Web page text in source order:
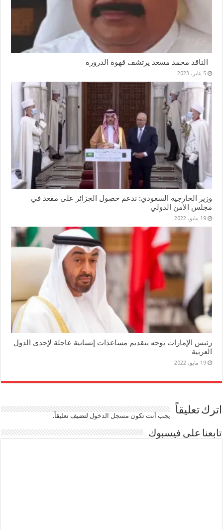
الناقد محمد مسعد يرتشف قهوة الدرورة
5 يناير، 2023
وزير الخارجية السعودي: ندعم حصول الجزائر على مقعد في
مجلس الأمن الدولي
19 مايو، 2022
رئيس الإمارات يوجه بتقديم مساعدات إنسانية عاجلة لإحدى الدول
العربية
19 مايو، 2022
اترك تعليقاً يجب أنت تكون مسجل الدخوللتضيف تعليقاً.
تابعنا على فيسبوك